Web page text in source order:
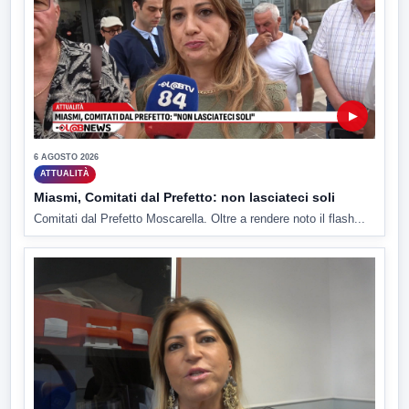
▶
6 AGOSTO 2026
ATTUALITÀ
Miasmi, Comitati dal Prefetto: non lasciateci soli
Comitati dal Prefetto Moscarella. Oltre a rendere noto il flash...